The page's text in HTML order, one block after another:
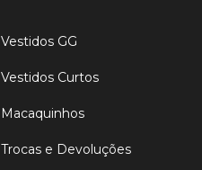
Vestidos GG
Vestidos Curtos
Macaquinhos
Trocas e Devoluções